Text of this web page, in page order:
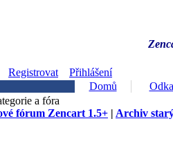
Registrovat
Přihlášení
Domů
a fóra
fórum Zencart 1.5+ | Archiv